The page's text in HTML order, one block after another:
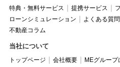
特典・無料サービス 提携サービス
ローンシミュレーション
よくある質問
不動産コラム
当社について
トップページ 会社概要 MEグループ